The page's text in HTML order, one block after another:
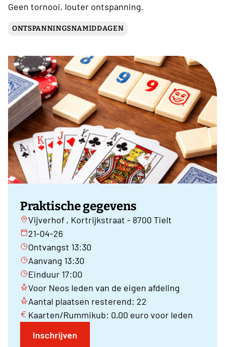
Geen tornooi, louter ontspanning.
ONTSPANNINGSNAMIDDAGEN
Praktische gegevens
Vijverhof , Kortrijkstraat - 8700 Tielt
21-04-26
Ontvangst 13:30
Aanvang 13:30
Einduur 17:00
Voor Neos leden van de eigen afdeling
Aantal plaatsen resterend: 22
Kaarten/Rummikub: 0,00 euro voor leden
Inschrijven